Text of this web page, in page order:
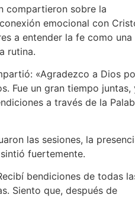
compartieron sobre la
emocional con
a entender la fe como una
rutina.
«Agradezco a Dios
Fue un gran tiempo juntas,
a través de la
las sesiones, la
fuertemente.
bendiciones de todas
Siento que, después de